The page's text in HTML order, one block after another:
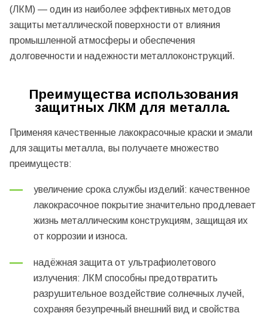
(ЛКМ) — один из наиболее эффективных методов
защиты металлической поверхности от влияния
промышленной атмосферы и обеспечения
долговечности и надежности металлоконструкций.
Преимущества использования
защитных ЛКМ для металла.
Применяя качественные лакокрасочные краски и эмали
для защиты металла, вы получаете множество
преимуществ:
увеличение срока службы изделий: качественное
лакокрасочное покрытие значительно продлевает
жизнь металлическим конструкциям, защищая их
от коррозии и износа.
надёжная защита от ультрафиолетового
излучения: ЛКМ способны предотвратить
разрушительное воздействие солнечных лучей,
сохраняя безупречный внешний вид и свойства